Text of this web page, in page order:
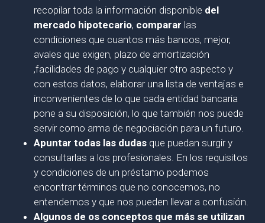
recopilar toda la información disponible del
mercado hipotecario, comparar las
condiciones que cuantos más bancos, mejor,
avales que exigen, plazo de amortización
,facilidades de pago y cualquier otro aspecto y
con estos datos, elaborar una lista de ventajas e
inconvenientes de lo que cada entidad bancaria
pone a su disposición, lo que también nos puede
servir como arma de negociación para un futuro.
Apuntar todas las dudasque puedan surgir y
consultarlas a los profesionales. En los requisitos
y condiciones de un préstamo podemos
encontrar términos que no conocemos, no
entendemos y que nos pueden llevar a confusión.
Algunos de os conceptos que más se utilizan